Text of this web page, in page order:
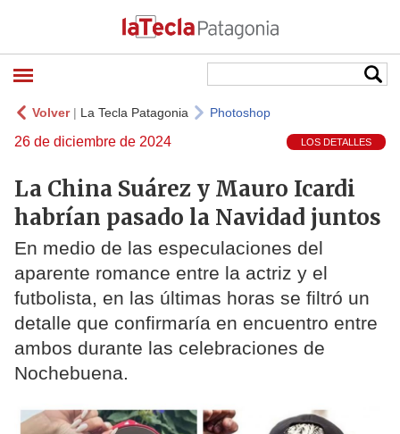
Volver| La Tecla Patagonia Photoshop
26 de diciembre de 2024 LOS DETALLES
La China Suárez y Mauro Icardi
habrían pasado la Navidad juntos
En medio de las especulaciones del
aparente romance entre la actriz y el
futbolista, en las últimas horas se filtró un
detalle que confirmaría en encuentro entre
ambos durante las celebraciones de
Nochebuena.